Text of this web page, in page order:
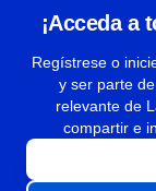
¡Acceda a
Regístrese o
y ser parte
relevante de
compartir e
| Todos